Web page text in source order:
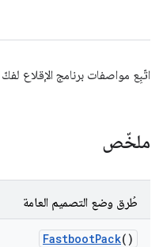
اتّبِع مواصفات برنامج الإقلاع
ملخّص
طُرق وضع التصميم العامة
FastbootPack()